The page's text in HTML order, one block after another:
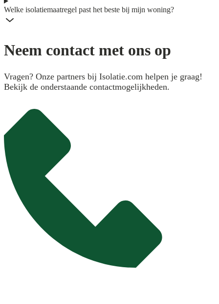
Welke isolatiemaatregel past het beste bij mijn woning?
Neem contact met ons op
Vragen? Onze partners bij Isolatie.com helpen je graag!
Bekijk de onderstaande contactmogelijkheden.